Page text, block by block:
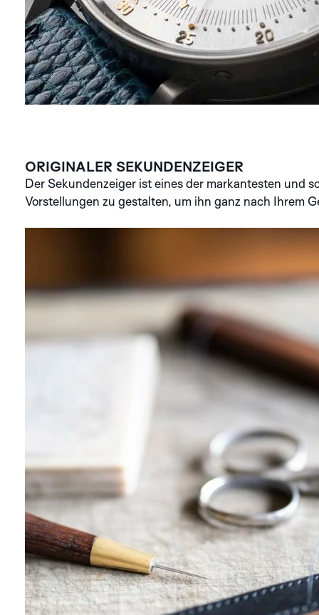
ORIGINALER SEKUNDENZEIGER
Der Sekundenzeiger ist eines der markantesten und
Vorstellungen zu gestalten, um ihn ganz nach Ihrem